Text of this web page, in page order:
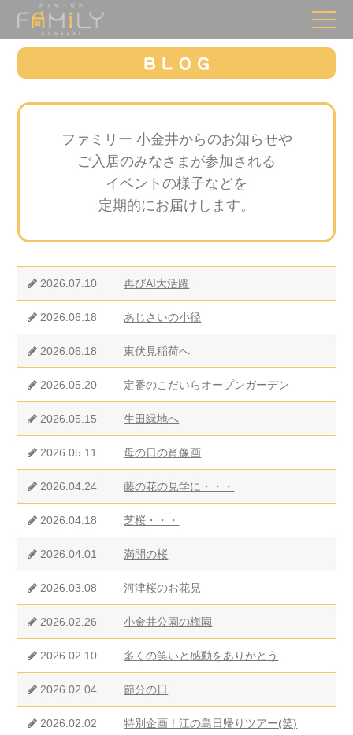
ファミリー 小金井からのお知らせや
ご入居のみなさまが参加される
イベントの様子などを
定期的にお届けします。
2026.07.10 再びAI大活躍
2026.06.18 あじさいの小径
2026.06.18 東伏見稲荷へ
2026.05.20 定番のこだいらオープンガーデン
2026.05.15 生田緑地へ
2026.05.11 母の日の肖像画
2026.04.24 藤の花の見学に・・・
2026.04.18 芝桜・・・
2026.04.01 満開の桜
2026.03.08 河津桜のお花見
2026.02.26 小金井公園の梅園
2026.02.10 多くの笑いと感動をありがとう
2026.02.04 節分の日
2026.02.02 特別企画！江の島日帰りツアー(笑)